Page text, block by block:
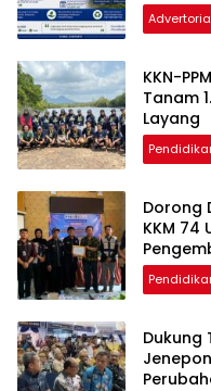
KKN-
Tanam
Layang
Dorong
KKM 74
Dukung